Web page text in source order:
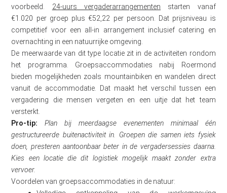
voorbeeld. 24-uurs vergaderarrangementen starten vanaf
€1.020 per groep plus €52,22 per persoon. Dat prijsniveau is
competitief voor een all-in arrangement inclusief catering en
overnachting in een natuurrijke omgeving.
De meerwaarde van dit type locatie zit in de activiteiten rondom
het programma. Groepsaccommodaties nabij Roermond
bieden mogelijkheden zoals mountainbiken en wandelen direct
vanuit de accommodatie. Dat maakt het verschil tussen een
vergadering die mensen vergeten en een uitje dat het team
versterkt.
Pro-tip:
Plan bij meerdaagse evenementen minimaal één
gestructureerde buitenactiviteit in. Groepen die samen iets fysiek
doen, presteren aantoonbaar beter in de vergadersessies daarna.
Kies een locatie die dit logistiek mogelijk maakt zonder extra
vervoer.
Voordelen van groepsaccommodaties in de natuur: